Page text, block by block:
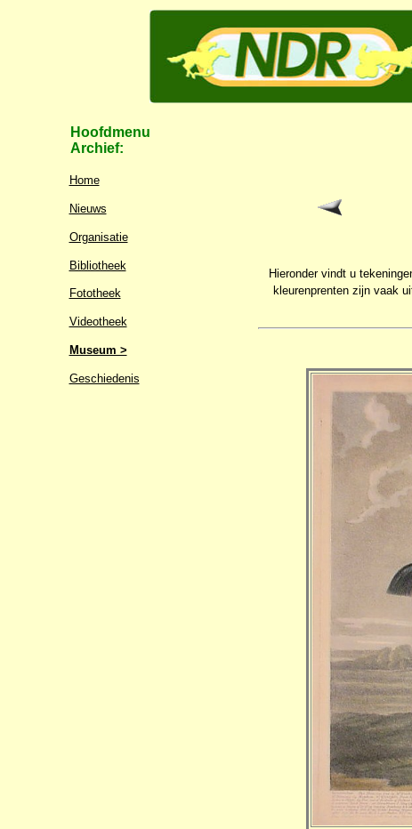
Hoofdmenu
Archief:
Home
Nieuws
Organisatie
Bibliotheek
Fototheek
Videotheek
Museum >
Geschiedenis
Hieronder vindt u
kleurenprenten zijn vaak